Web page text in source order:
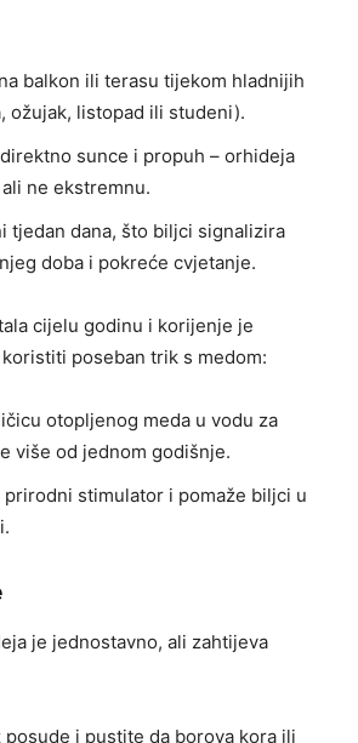
balkon ili terasu tijekom hladnijih
ožujak, listopad ili studeni).
sunce i propuh – orhideja
ne ekstremnu.
tjedan dana, što biljci signalizira
doba i pokreće cvjetanje.
cijelu godinu i korijenje je
poseban trik s medom:
otopljenog meda u vodu za
više od jednom godišnje.
prirodni stimulator i pomaže biljci u
je jednostavno, ali zahtijeva
i pustite da borova kora ili